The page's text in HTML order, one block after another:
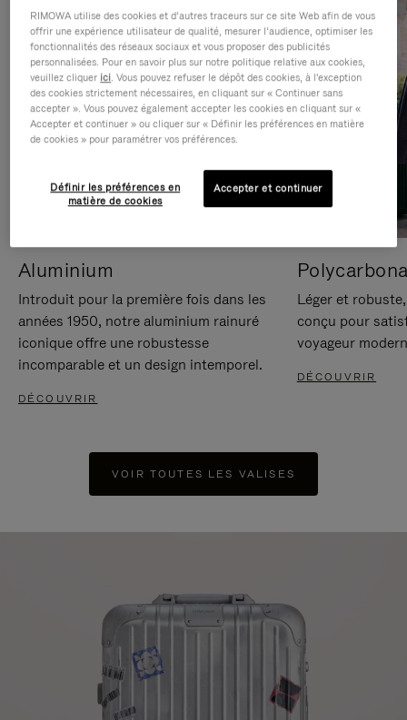
Aluminium
Introduit pour la première fois dans les
années 1950, notre aluminium rainuré
iconique offre une robustesse
incomparable et un design intemporel.
DÉCOUVRIR
Léger et
conçu pour
voyageur
DÉCOUVRIR
VOIR TOUTES LES VALISES
RIMOWA utilise des cookies et d’autres traceurs sur ce site Web afin de vous
offrir une expérience utilisateur de qualité, mesurer l’audience, optimiser les
fonctionnalités des réseaux sociaux et vous proposer des publicités
personnalisées. Pour en savoir plus sur notre politique relative aux cookies,
veuillez cliquer ici. Vous pouvez refuser le dépôt des cookies, à l'exception
des cookies strictement nécessaires, en cliquant sur « Continuer sans
accepter ». Vous pouvez également accepter les cookies en cliquant sur «
Accepter et continuer » ou cliquer sur « Définir les préférences en matière
de cookies » pour paramétrer vos préférences.
Définir les préférences en
matière de cookies
Accepter et continuer